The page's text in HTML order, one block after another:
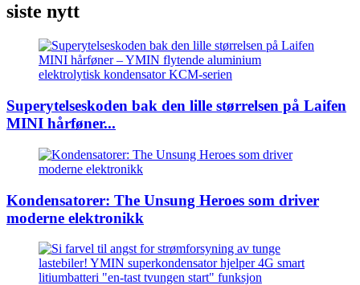
siste nytt
Superytelseskoden bak den lille størrelsen på Laifen
MINI hårføner...
Kondensatorer: The Unsung Heroes som driver
moderne elektronikk